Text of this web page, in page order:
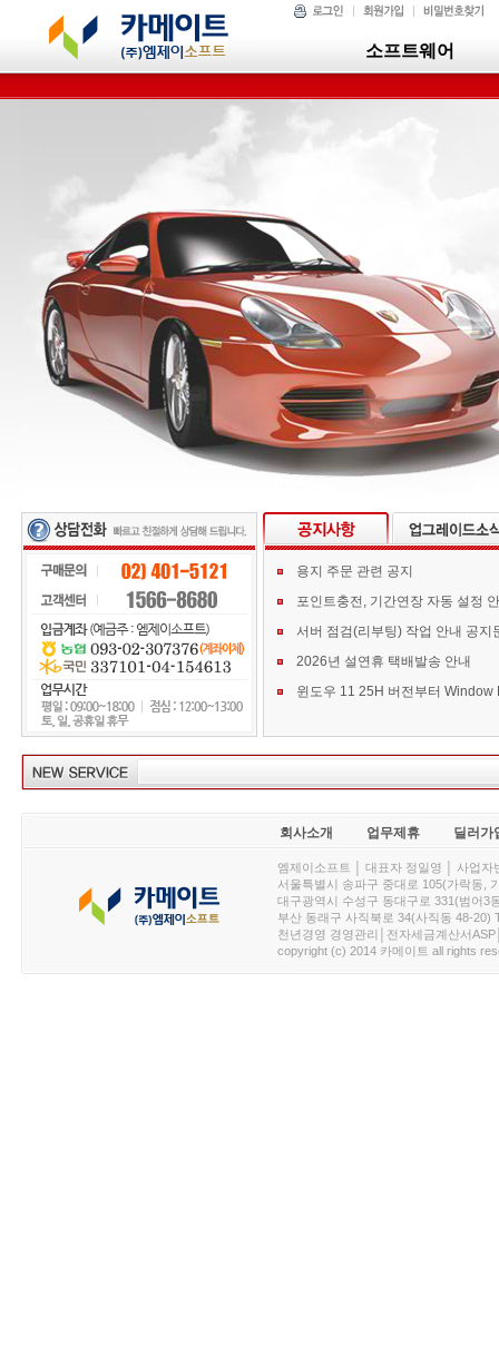
소프트웨어
용지 주문 관련 공지
포인트충전, 기간연장 자동 설정
서버 점검(리부팅) 작업 안내 공지
2026년 설연휴 택배발송 안내
회사소개 업무제휴 딜러가
엠제이소프트 │ 대표자 정일영 │ 사업
서울특별시 송파구 중대로 105(가락동,
대구광역시 수성구 동대구로 331(범어3
부산 동래구 사직북로 34(사직동 48-20)
천년경영 경영관리│전자세금계산서
copyright (c) 2014 카메이트 all rights